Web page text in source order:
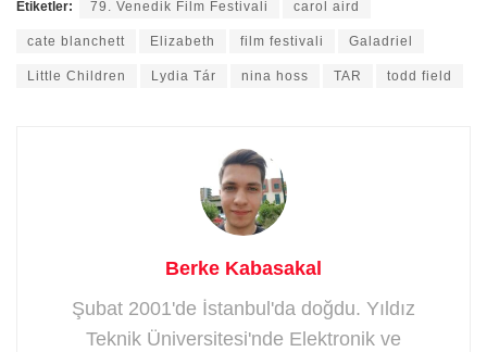
Etiketler: 79. Venedik Film Festivali carol aird
cate blanchett Elizabeth film festivali Galadriel
Little Children Lydia Tár nina hoss TAR todd field
Berke Kabasakal
Şubat 2001'de İstanbul'da doğdu. Yıldız
Teknik Üniversitesi'nde Elektronik ve